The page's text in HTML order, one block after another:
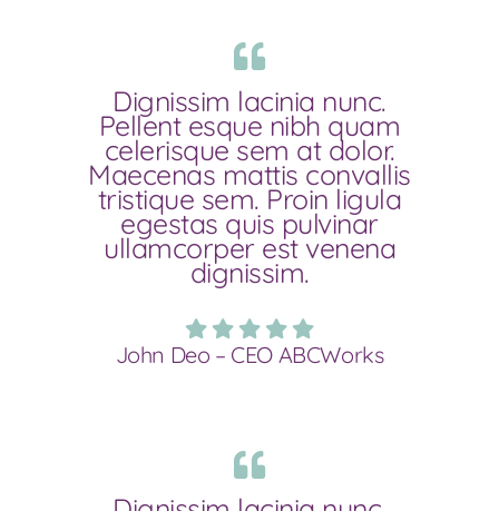
Dignissim lacinia nunc.
Pellent esque nibh quam
celerisque sem at dolor.
Maecenas mattis convallis
tristique sem. Proin ligula
egestas quis pulvinar
ullamcorper est venena
dignissim.
John Deo – CEO ABCWorks